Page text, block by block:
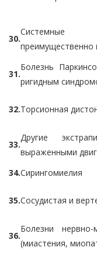
30.
Системные
преимущественно
31.
Болезнь
ригидным
32.Торсионная
33.
Другие
выраженными
34.Сирингомиелия
35.Сосудистая и
36.
Болезни
(миастения,